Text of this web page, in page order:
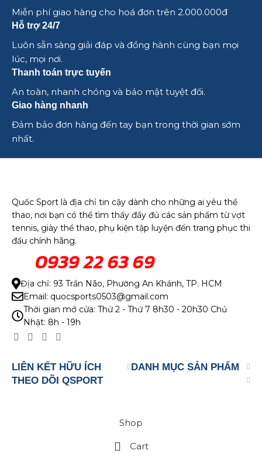
Miễn phí giao hàng cho hoá đơn trên 2.000.000đ
Hỗ trợ 24/7
Luôn sẵn sàng giải đáp và đồng hành cùng bạn mọi
lúc, mọi nơi.
Thanh toán trực tuyến
An toàn, nhanh chóng và bảo mật tuyệt đối.
Giao hàng nhanh
Đảm bảo đơn hàng đến tay bạn trong thời gian sớm
nhất.
Quốc Sport là địa chỉ tin cậy dành cho những ai yêu thể
thao, nơi bạn có thể tìm thấy đầy đủ các sản phẩm từ vợt
tennis, giày thể thao, phụ kiện tập luyện đến trang phục thi
đấu chính hãng.
0939 22 63 69
Địa chỉ: 93 Trần Não, Phường An Khánh, TP. HCM
Email: quocsports0503@gmail.com
Thời gian mở cửa: Thứ 2 - Thứ 7 8h30 - 20h30 Chủ
Nhật: 8h - 19h
LIÊN KẾT HỮU ÍCH
DANH MỤC SẢN PHẨM
THEO DÕI QSPORT
Shop
Cart